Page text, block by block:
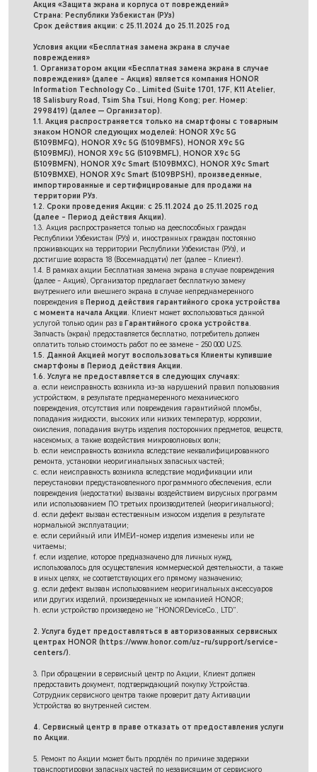
Акция «Защита экрана и корпуса от повреждений»
Страна: Республики Узбекистан (РУз)
Срок действия акции: с 25.11.2024 до 25.11.2025 год
Условия акции «Бесплатная замена экрана в случае
повреждения»
1. Организатором акции «Бесплатная замена экрана в случае
повреждения» (далее – Акция) является компания HONOR
Information Technology Co., Limited (Suite 1701, 17F, K11 Atelier,
18 Salisbury Road, Tsim Sha Tsui, Hong Kong; рег. Номер:
2998419) (далее — Организатор).
1.1. Акция распространяется только на смартфоны с товарным
знаком HONOR следующих моделей: HONOR X9c 5G
(5109BMFQ), HONOR X9c 5G (5109BMFS), HONOR X9c 5G
(5109BMFJ), HONOR X9c 5G (5109BMFL), HONOR X9c 5G
(5109BMFN), HONOR X9c Smart (5109BMXC), HONOR X9c Smart
(5109BMXE), HONOR X9c Smart (5109BPSH), произведенные,
импортированные и сертифицированые для продажи на
территории РУз.
1.2. Сроки проведения Акции: с 25.11.2024 до 25.11.2025 год
(далее – Период действия Акции).
1.3. Акция распространяется только на дееспособных граждан
Республики Узбекистан (РУз) и, иностранных граждан постоянно
проживающих на территории Республики Узбекистан (РУз), и
достигшие возраста 18 (Восемнадцати) лет (далее – Клиент).
1.4. В рамках акции Бесплатная замена экрана в случае повреждения
(далее - Акция), Организатор предлагает бесплатную замену
внутреннего или внешнего экрана в случае непреднамеренного
повреждения в Период действия гарантийного срока устройства
с момента начала Акции . Клиент может воспользоваться данной
услугой только один раз в Гарантийного срока устройства
Запчасть (экран) предоставляется бесплатно, потребитель должен
оплатить только стоимость работ по ее замене - 250 000 UZS.
1.5. Данной Акцией могут воспользоваться Клиенты купившие
смартфоны в Период действия Акции.
1.6. Услуга не предоставляется в следующих случаях:
a. если неисправность возникла из-за нарушений правил пользования
устройством, в результате преднамеренного механического
повреждения, отсутствия или повреждения гарантийной пломбы,
попадания жидкости, высоких или низких температур, коррозии,
окисления, попадания внутрь изделия посторонних предметов, веществ,
насекомых, а также воздействия микроволновых волн;
b. если неисправность возникла вследствие неквалифицированного
ремонта, установки неоригинальных запасных частей;
c. если неисправность возникла вследствие модификации или
переустановки предустановленного программного обеспечения, если
повреждения (недостатки) вызваны воздействием вирусных программ
или использованием ПО третьих производителей (неоригинального);
d. если дефект вызван естественным износом изделия в результате
нормальной эксплуатации;
e. если серийный или ИМЕИ-номер изделия изменены или не
читаемы;
f. если изделие, которое предназначено для личных нужд,
использовалось для осуществления коммерческой деятельности, а также
в иных целях, не соответствующих его прямому назначению;
g. если дефект вызван использованием неоригинальных аксессуаров
или других изделий, произведенных не компанией HONOR;
h. если устройство произведено не “HONORDeviceCo., LTD”.
2. Услуга будет предоставляться в авторизованных сервисных
центрах HONOR (https://www.honor.com/uz-ru/support/service-
centers/).
3. При обращении в сервисный центр по Акции, Клиент должен
предоставить документ, подтверждающий покупку Устройства.
Сотрудник сервисного центра также проверит дату Активации
Устройства во внутренней систем.
4. Сервисный центр в праве отказать от предоставления услуги
по Акции.
5. Ремонт по Акции может быть продлён по причине задержки
транспортировки запасных частей по независящим от сервисного